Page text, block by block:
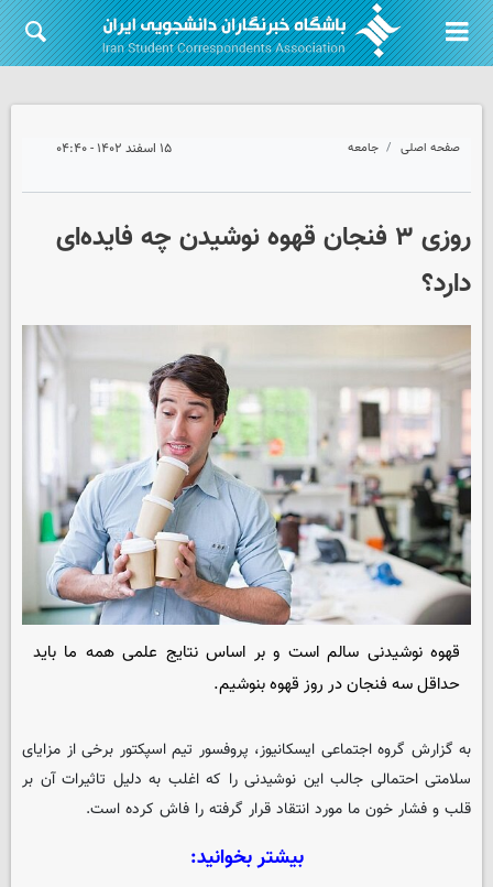
صفحه اصلی جامعه ۱۵ اسفند ۱۴۰۲ - ۰۴:۴۰
روزی ۳ فنجان قهوه نوشیدن چه فایده‌ای
دارد؟
قهوه نوشیدنی سالم است و بر اساس نتایج علمی همه ما باید
حداقل سه فنجان در روز قهوه بنوشیم.
به گزارش گروه اجتماعی ایسکانیوز، پروفسور تیم اسپکتور برخی از مزایای
سلامتی احتمالی جالب این نوشیدنی را که اغلب به دلیل تاثیرات آن بر
قلب و فشار خون ما مورد انتقاد قرار گرفته را فاش کرده است.
بیشتر بخوانید: